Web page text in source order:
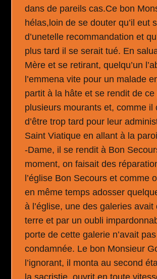
dans de pareils cas.Ce bon
hélas,loin de se douter qu’il eut
d’unetelle recommandation et
plus tard il se serait tué. En
Mère et se retirant, quelqu’un
l’emmena vite pour un malade
partit à la hâte et se rendit de
plusieurs mourants et, comme il
d’être trop tard pour leur
Saint Viatique en allant à la
-Dame, il se rendit à Bon
moment, on faisait des
l’église Bon Secours et comme
en même temps adosser
à l’église, une des galeries avait
terre et par un oubli
porte de cette galerie n’avait
condamnée. Le bon Monsieur
l’ignorant, il monta au second
la sacristie, ouvrit en toute